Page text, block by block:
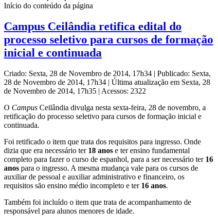
Início do conteúdo da página
Campus Ceilândia retifica edital do
processo seletivo para cursos de formação
inicial e continuada
Criado: Sexta, 28 de Novembro de 2014, 17h34 | Publicado: Sexta,
28 de Novembro de 2014, 17h34 | Última atualização em Sexta, 28
de Novembro de 2014, 17h35 | Acessos: 2322
O Campus Ceilândia divulga nesta sexta-feira, 28 de novembro, a
retificação do processo seletivo para cursos de formação inicial e
continuada.
Foi retificado o item que trata dos requisitos para ingresso. Onde
dizia que era necessário ter 18 anos e ter ensino fundamental
completo para fazer o curso de espanhol, para a ser necessário ter 16
anos para o ingresso. A mesma mudança vale para os cursos de
auxiliar de pessoal e auxiliar administrativo e financeiro, os
requisitos são ensino médio incompleto e ter 16 anos.
Também foi incluído o item que trata de acompanhamento de
responsável para alunos menores de idade.